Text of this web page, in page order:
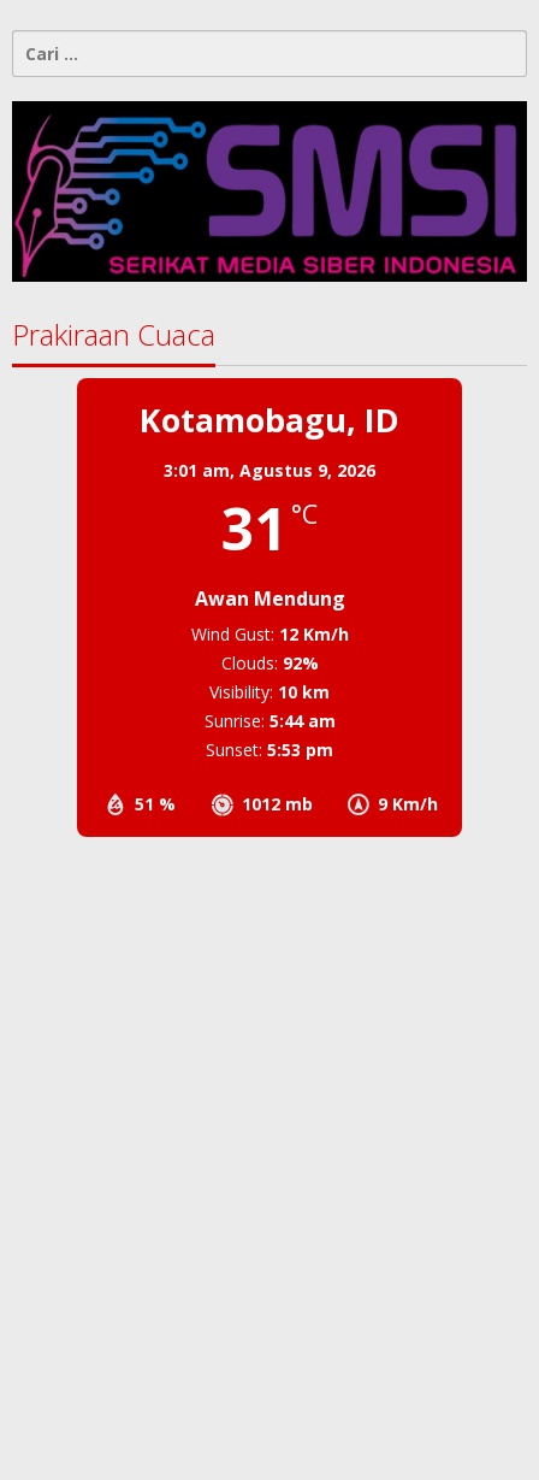
Cari
untuk:
Prakiraan Cuaca
Kotamobagu, ID
3:01 am, Agustus 9, 2026
31 °C
Awan Mendung
51 % 1012 mb 9 Km/h
Wind Gust: 12 Km/h
Clouds: 92%
Visibility: 10 km
Sunrise: 5:44 am
Sunset: 5:53 pm